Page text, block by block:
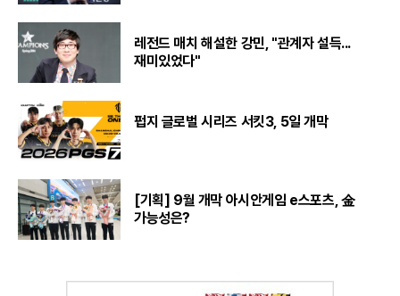
레전드 매치 해설한 강민, "관계자 설득...
재미있었다"
펍지 글로벌 시리즈 서킷3, 5일 개막
[기획] 9월 개막 아시안게임 e스포츠, 金
가능성은?